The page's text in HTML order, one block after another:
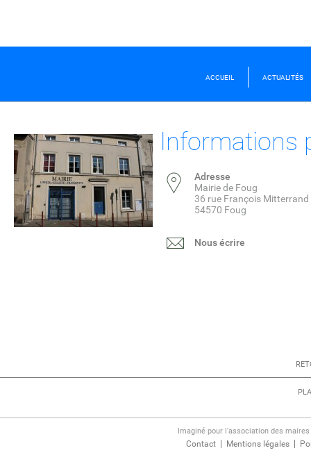
ACCUEIL ACTUALITÉS
Informations
Adresse
Mairie de Foug
36 rue François Mitterrand
54570 Foug
Nous écrire
Imaginé pour l'association des
Contact Mentions légales